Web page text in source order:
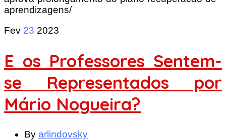
aprendizagens/
Fev 23 2023
E os Professores Sentem-
se Representados por
Mário Nogueira?
By arlindovsky